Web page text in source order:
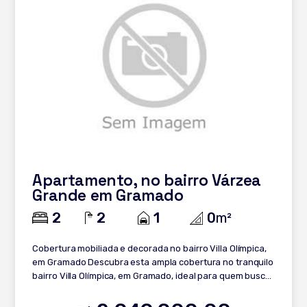
Apartamento, no bairro Várzea
Grande em Gramado
2 2 1 0m²
Cobertura mobiliada e decorada no bairro Villa Olímpica,
em Gramado Descubra esta ampla cobertura no tranquilo
bairro Villa Olímpica, em Gramado, ideal para quem busca
141,09m² de área privativa, o imóvel é mobiliado, decorado